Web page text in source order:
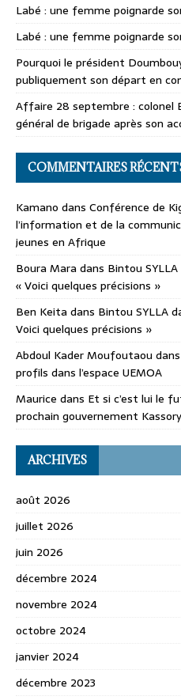
Labé : une femme poignarde
Labé : une femme poignarde
Pourquoi le président
publiquement son départ en
Affaire 28 septembre : colonel
général de brigade après son
COMMENTAIRES
Kamano dans Conférence de
l’information et de la
jeunes en Afrique
Boura Mara dans Bintou
« Voici quelques précisions »
Ben Keita dans Bintou SYLLA
Voici quelques précisions »
Abdoul Kader Moufoutaou dans
profils dans l’espace UEMOA
Maurice dans Et si c’est lui le
prochain gouvernement
ARCHIVES
août 2026
juillet 2026
juin 2026
décembre 2024
novembre 2024
octobre 2024
janvier 2024
décembre 2023